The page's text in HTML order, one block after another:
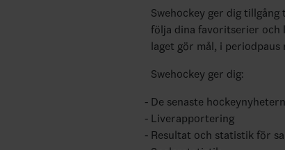
Swehockey ger dig
följa dina favoritserier och
laget gör mål, i periodpaus
Swehockey ger dig:
De senaste
Liverapportering
Resultat och statistik för